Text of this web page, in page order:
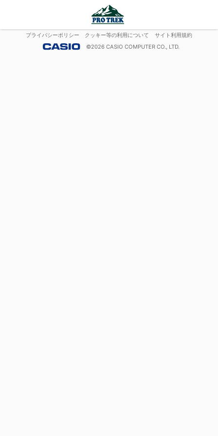
プライバシーポリシー クッキー等の利用について
サイト利用規約
©2026 CASIO COMPUTER CO., LTD.